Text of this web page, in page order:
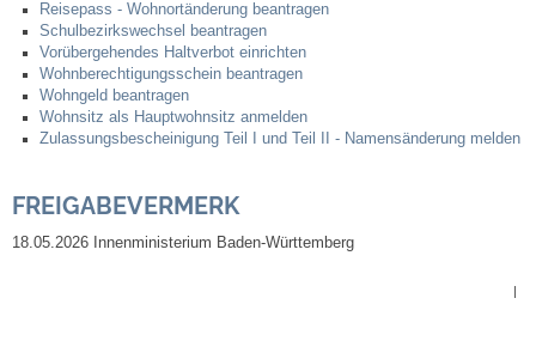
Notruf
Betreuung & Bildung
Schulen
Kindergärten
Musikschule
Reisepass - Wohnortänderung beantragen
Schulbezirkswechsel beantragen
Vorübergehendes Haltverbot einrichten
Wohnberechtigungsschein beantragen
Wohngeld beantragen
Wohnsitz als Hauptwohnsitz anmelden
Zulassungsbescheinigung Teil I und Teil II - Namensänderung melden
FREIGABEVERMERK
18.05.2026 Innenministerium Baden-Württemberg